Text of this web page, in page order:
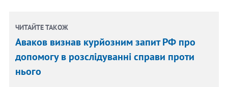
ЧИТАЙТЕ ТАКОЖ
Аваков визнав курйозним запит РФ про
допомогу в розслідуванні справи проти
нього